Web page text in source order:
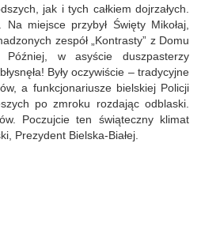
jak i tych całkiem dojrzałych.
miejsce przybył Święty Mikołaj,
zespół „Kontrasty” z Domu
Później, w asyście duszpasterzy
Były oczywiście – tradycyjne
a funkcjonariusze bielskiej Policji
po zmroku rozdając odblaski.
Poczujcie ten świąteczny klimat
Prezydent Bielska-Białej.